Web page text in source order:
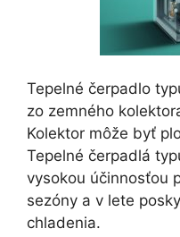
Tepelné čerpadlo
zo zemného
Kolektor môže byť
Tepelné čerpadlá
vysokou účinnosťou
sezóny a v lete
chladenia.